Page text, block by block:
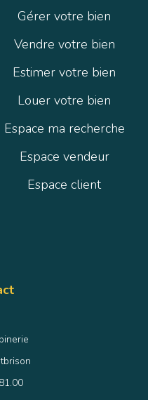
Gérer votre bien
Vendre votre bien
Estimer votre bien
Louer votre bien
Espace ma recherche
Espace vendeur
Espace client